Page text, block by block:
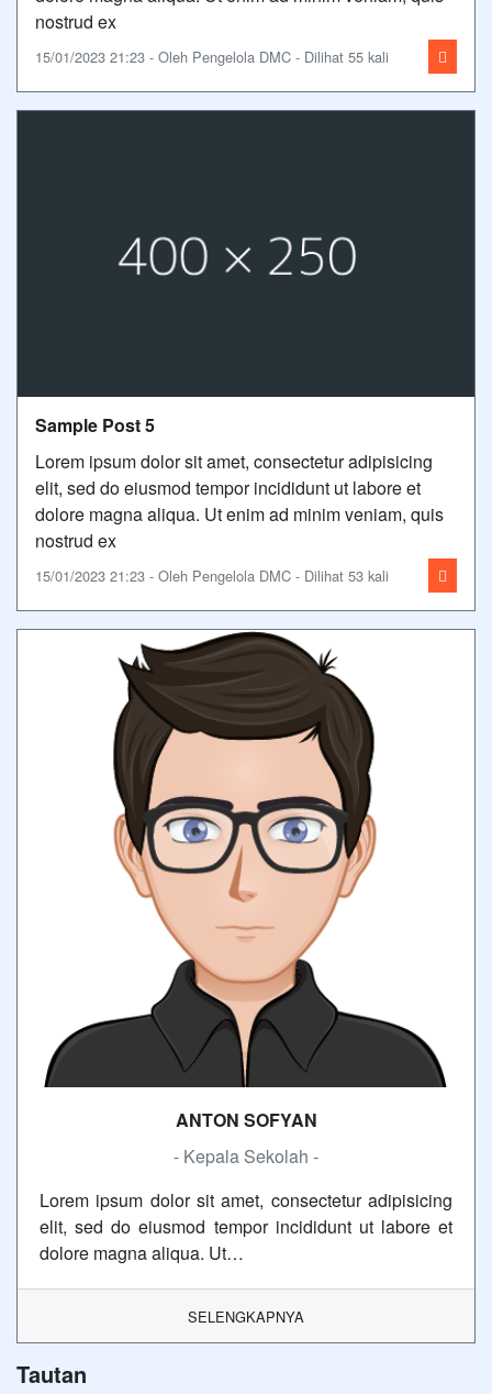
nostrud ex
15/01/2023 21:23 - Oleh Pengelola DMC - Dilihat 55 kali
Sample Post 5
Lorem ipsum dolor sit amet, consectetur adipisicing
elit, sed do eiusmod tempor incididunt ut labore et
dolore magna aliqua. Ut enim ad minim veniam, quis
nostrud ex
15/01/2023 21:23 - Oleh Pengelola DMC - Dilihat 53 kali
ANTON SOFYAN
- Kepala Sekolah -
Lorem ipsum dolor sit amet, consectetur adipisicing
elit, sed do eiusmod tempor incididunt ut labore et
dolore magna aliqua. Ut…
SELENGKAPNYA
Tautan